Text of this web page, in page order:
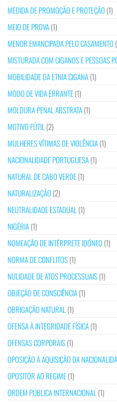
MEDIDA DE PROMOÇÃO E PROTEÇÃO (1)
MEIO DE PROVA(1)
MENOR EMANCIPADA PELO CASAMENTO
MISTURADA COM CIGANOS E PESSOAS
MOBILIDADE DA ETNIA CIGANA(1)
MODO DE VIDA ERRANTE(1)
MOLDURA PENAL ABSTRATA(1)
MOTIVO FÚTIL (2)
MULHERES VÍTIMAS DE VIOLÊNCIA(1)
NACIONALIDADE PORTUGUESA(1)
NATURAL DE CABO VERDE(1)
NATURALIZAÇÃO (2)
NEUTRALIDADE ESTADUAL (1)
NIGÉRIA(1)
NOMEAÇÃO DE INTÉRPRETE IDÓNEO (1)
NORMA DE CONFLITOS(1)
NULIDADE DE ATOS PROCESSUAIS(1)
OBJEÇÃO DE CONSCIÊNCIA(1)
OBRIGAÇÃO NATURAL (1)
OFENSA À INTEGRIDADE FÍSICA(1)
OFENSAS CORPORAIS(1)
OPOSIÇÃO À AQUISIÇÃO DA
OPOSITOR AO REGIME(1)
ORDEM PÚBLICA INTERNACIONAL (1)